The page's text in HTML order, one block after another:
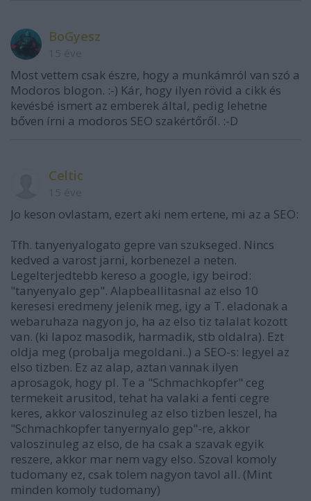
BoGyesz
Most vettem csak észre, hogy a munkámról van szó a
Modoros blogon. :-) Kár, hogy ilyen rövid a cikk és
kevésbé ismert az emberek által, pedig lehetne
bőven írni a modoros SEO szakértőről. :-D
Celtic
Jo keson ovlastam, ezert aki nem ertene, mi az a SEO:
Tfh. tanyenyalogato gepre van szukseged. Nincs
kedved a varost jarni, korbenezel a neten.
Legelterjedtebb kereso a google, igy beirod:
"tanyenyalo gep". Alapbeallitasnal az elso 10
keresesi eredmeny jelenik meg, igy a T. eladonak a
webaruhaza nagyon jo, ha az elso tiz talalat kozott
van. (ki lapoz masodik, harmadik, stb oldalra). Ezt
oldja meg (probalja megoldani..) a SEO-s: legyel az
elso tizben. Ez az alap, aztan vannak ilyen
aprosagok, hogy pl. Te a "Schmachkopfer" ceg
termekeit arusitod, tehat ha valaki a fenti cegre
keres, akkor valoszinuleg az elso tizben leszel, ha
"Schmachkopfer tanyernyalo gep"-re, akkor
valoszinuleg az elso, de ha csak a szavak egyik
reszere, akkor mar nem vagy elso. Szoval komoly
tudomany ez, csak tolem nagyon tavol all. (Mint
minden komoly tudomany)